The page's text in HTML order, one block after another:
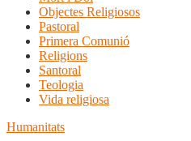
Objectes Religiosos
Pastoral
Primera Comunió
Religions
Santoral
Teologia
Vida religiosa
Humanitats